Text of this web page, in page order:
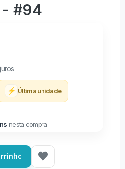
- #94
⚡ Última unidade
nesta compra